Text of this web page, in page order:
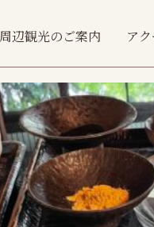
周辺観光のご案内 ア